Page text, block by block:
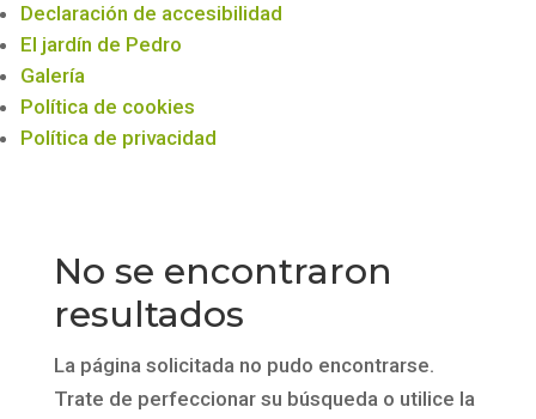
Declaración de accesibilidad
El jardín de Pedro
Galería
Política de cookies
Política de privacidad
No se encontraron
resultados
La página solicitada no pudo encontrarse.
Trate de perfeccionar su búsqueda o utilice la